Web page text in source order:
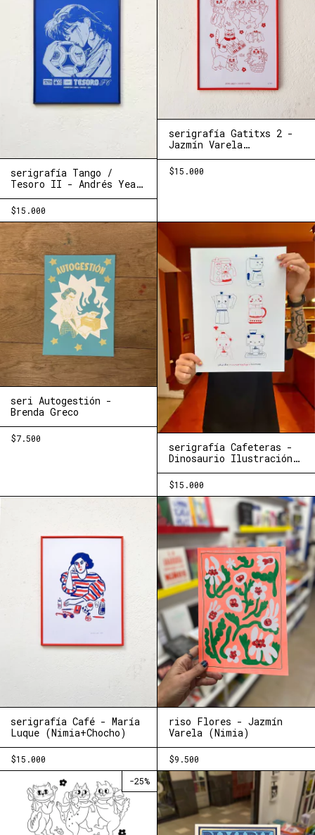
serigrafía Tango /
Tesoro II - Andrés Yeah
(Nimia+Chocho)
$15.000
serigrafía Gatitxs 2 -
Jazmín Varela
(Nimia+Chocho)
$15.000
seri Autogestión -
Brenda Greco
$7.500
serigrafía Cafeteras -
Dinosaurio Ilustración
(Nimia+Chocho)
$15.000
serigrafía Café - María
Luque (Nimia+Chocho)
$15.000
riso Flores - Jazmín
Varela (Nimia)
$9.500
-25%